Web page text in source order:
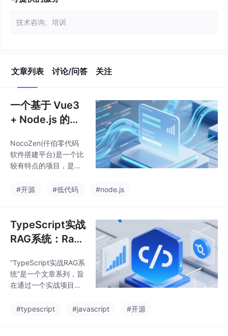
技术咨询、培训
文章列表 讨论/问答 关注
一个基于 Vue3
+ Node.js 的简
coZen零代码发
布
NocoZen(仟伯零代码
软件搭建平台)是一个比
较有特点的项目，是一
s 构建的零代码/低代码
快速搭建各类业务系统
的解决方案，NocoZen
已经实现的核心功能足
产品媲美，只不过成熟
度还是有明显的差距，
但是已经初步具备了生
习研究还是企业内部使
#开源 #低代码 #node.js
TypeScript实战
RAG系统：Rag
“TypeScript实战RAG系
统”是一个文章系列，旨
在通过一个实战项目的
Rag相关的知识，开发
#typescript #javascript #开源